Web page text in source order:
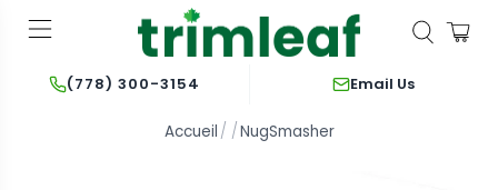
(778) 300-3154 Email Us
Accueil NugSmasher